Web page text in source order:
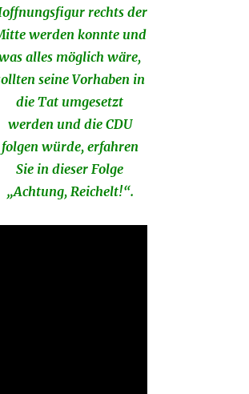
rechts der
werden konnte und
alles möglich wäre,
seine Vorhaben in
die Tat umgesetzt
werden und die CDU
folgen würde, erfahren
Sie in dieser Folge
„Achtung, Reichelt!“.